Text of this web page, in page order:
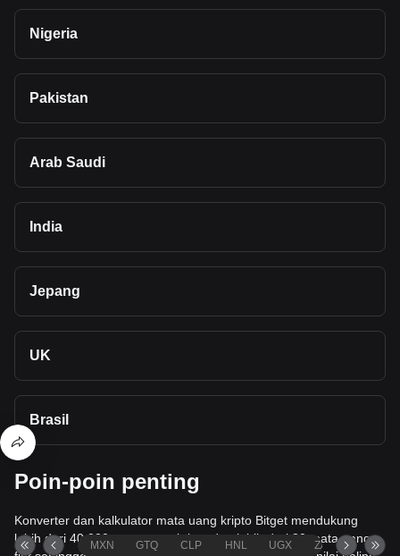
Nigeria
Pakistan
Arab Saudi
India
Jepang
UK
Brasil
Poin-poin penting
Konverter dan kalkulator mata uang kripto Bitget mendukung
lebih dari 40.000 mata uang kripto dan lebih dari 80 mata uang
MXN GTQ CLP HNL UGX ZAR TND